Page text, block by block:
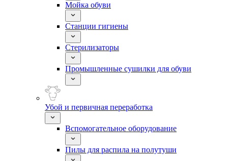
Мойка обуви
Станции гигиены
Стерилизаторы
Промышленные сушилки для обуви
Убой и первичная переработка
Вспомогательное оборудование
Пилы для распила на полутуши